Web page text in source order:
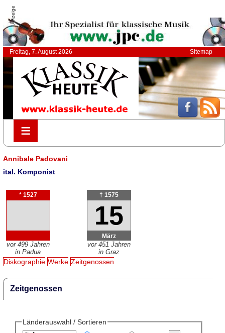
Anzeige
Freitag, 7. August 2026 Sitemap
≡
≡
Annibale Padovani
ital. Komponist
* 1527
vor 499 Jahren
in Padua
† 1575
15
März
vor 451 Jahren
in Graz
Diskographie Werke Zeitgenossen
Zeitgenossen
Länderauswahl / Sortieren